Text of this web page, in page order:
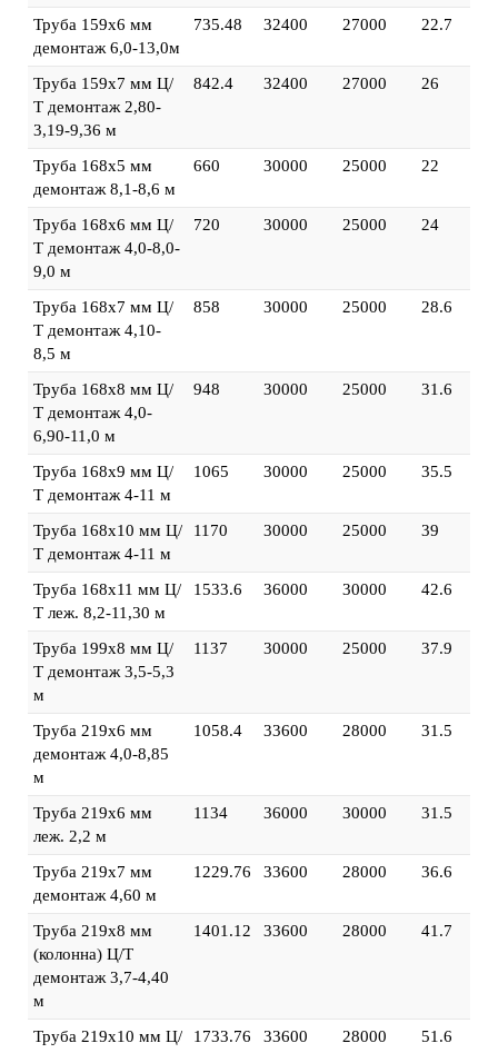
Труба 159х6 мм
демонтаж 6,0-13,0м
735.48 32400 27000 22.7
Труба 159х7 мм Ц/
Т демонтаж 2,80-
3,19-9,36 м
842.4 32400 27000 26
Труба 168х5 мм
демонтаж 8,1-8,6 м
660 30000 25000 22
Труба 168х6 мм Ц/
Т демонтаж 4,0-8,0-
9,0 м
720 30000 25000 24
Труба 168х7 мм Ц/
Т демонтаж 4,10-
8,5 м
858 30000 25000 28.6
Труба 168х8 мм Ц/
Т демонтаж 4,0-
6,90-11,0 м
948 30000 25000 31.6
Труба 168х9 мм Ц/
Т демонтаж 4-11 м
1065 30000 25000 35.5
Труба 168х10 мм Ц/
Т демонтаж 4-11 м
1170 30000 25000 39
Труба 168х11 мм Ц/
Т леж. 8,2-11,30 м
1533.6 36000 30000 42.6
Труба 199х8 мм Ц/
Т демонтаж 3,5-5,3
м
1137 30000 25000 37.9
Труба 219х6 мм
демонтаж 4,0-8,85
м
1058.4 33600 28000 31.5
Труба 219х6 мм
леж. 2,2 м
1134 36000 30000 31.5
Труба 219х7 мм
демонтаж 4,60 м
1229.76 33600 28000 36.6
Труба 219х8 мм
(колонна) Ц/Т
демонтаж 3,7-4,40
м
1401.12 33600 28000 41.7
Труба 219х10 мм Ц/
1733.76 33600 28000 51.6